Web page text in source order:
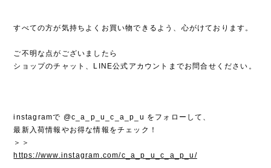
すべての方が気持ちよくお買い物できるよう、心がけております。
ご不明な点がございましたら
ショップのチャット、LINE公式アカウントまでお問合せください。
instagramで @c_a_p_u_c_a_p_u をフォローして、
最新入荷情報やお得な情報をチェック！
＞＞
https://www.instagram.com/c_a_p_u_c_a_p_u/